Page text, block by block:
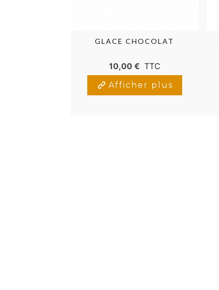
GLACE CHOCOLAT
10,00 € TTC
Afficher plus